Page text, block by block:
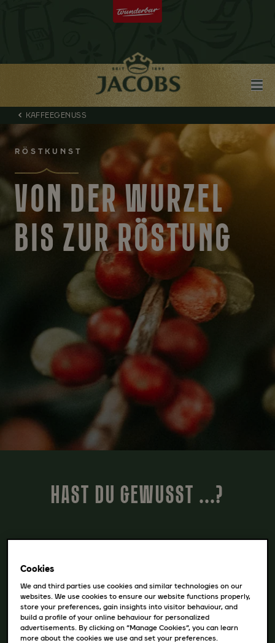
KAFFEEGENUSS
RÖSTKUNST
VON DER WURZEL
BIS ZUR RÖSTUNG
HAST DU GEWUSST ...?
wächst? Alles beginnt mit der immergrünen
Kaffeepflanze und den kostbaren roten
Kirschen, die sie trägt. Kaffee wird in rund 70
Ländern weltweit in tropischen und
subtropischen Regionen angebaut.
Cookies
We and third parties use cookies and similar technologies on our
websites. We use cookies to ensure our website functions properly,
store your preferences, gain insights into visitor behaviour, and
build a profile of your online behaviour for personalized
advertisements. By clicking on “Manage Cookies”, you can learn
more about the cookies we use and set your preferences.